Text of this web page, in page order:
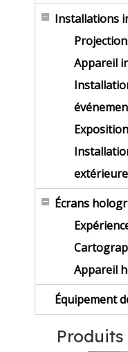
Installations
Appareil
extérieure
Écrans
Appareil
Équipement
Produits